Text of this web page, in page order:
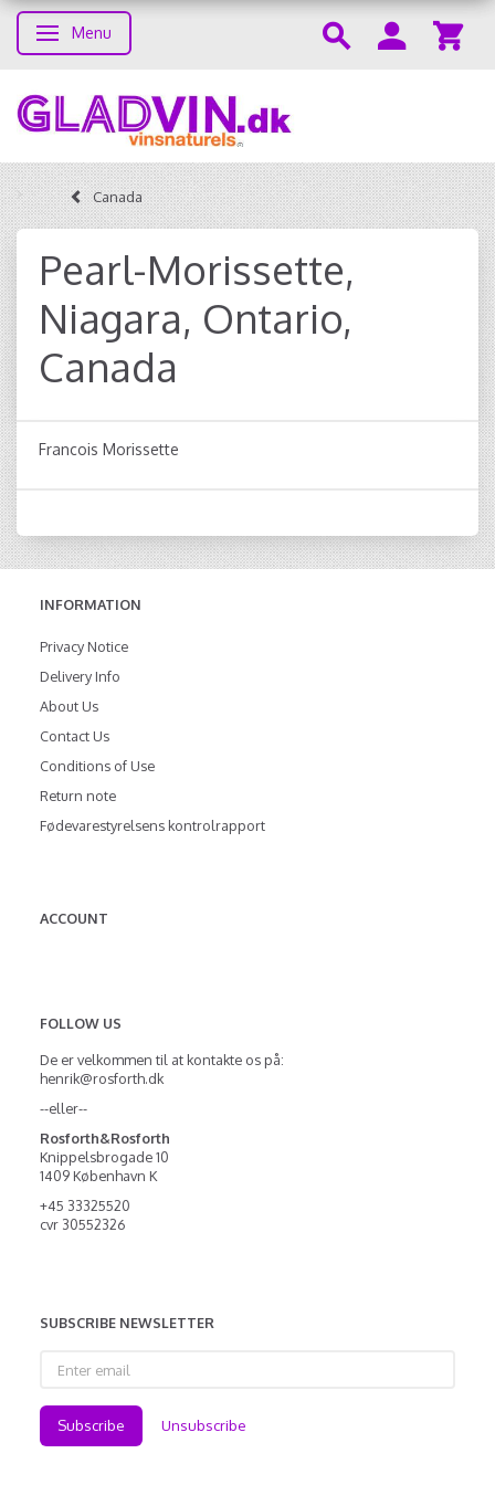
Toggle navigation
Menu
Canada
Pearl-Morissette,
Niagara, Ontario,
Canada
Francois Morissette
INFORMATION
Privacy Notice
Delivery Info
About Us
Contact Us
Conditions of Use
Return note
Fødevarestyrelsens kontrolrapport
ACCOUNT
FOLLOW US
De er velkommen til at kontakte os på:
henrik@rosforth.dk
--eller--
Rosforth&Rosforth
Knippelsbrogade 10
1409 København K
+45 33325520
cvr 30552326
SUBSCRIBE NEWSLETTER
email
Subscribe Unsubscribe